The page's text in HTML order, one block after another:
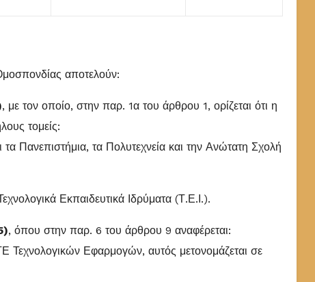
αποτελούν:
, με τον οποίο, στην παρ. 1α του άρθρου 1, ορίζεται ότι η
τομείς:
τα Πανεπιστήμια, τα Πολυτεχνεία και την Ανώτατη Σχολή
Εκπαιδευτικά Ιδρύματα (Τ.Ε.Ι.).
, όπου στην παρ. 6 του άρθρου 9 αναφέρεται:
Τεχνολογικών Εφαρμογών, αυτός μετονομάζεται σε